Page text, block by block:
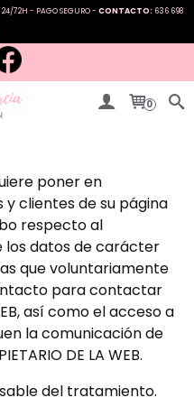
24/72H - PAGO SEGURO - CONTACTO: 636 698
0
poner en
clientes de su página
respecto al
datos de carácter
que voluntariamente
para contactar
así como el acceso a
la comunicación de
DE LA WEB.
del tratamiento.